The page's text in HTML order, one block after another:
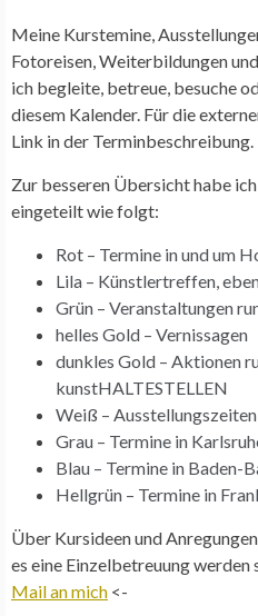
Meine Kurstemine,
Fotoreisen, Weiterbildungen
ich begleite, betreue, besuche
diesem Kalender. Für die
Link in der Terminbeschreibung.
Zur besseren Übersicht habe
eingeteilt wie folgt:
Rot – Termine in und um
Lila – Künstlertreffen,
Grün – Veranstaltungen
helles Gold – Vernissagen
dunkles Gold – Aktionen
kunstHALTESTELLEN
Weiß – Ausstellungszeiten
Grau – Termine in
Blau – Termine in Baden-
Hellgrün – Termine in
Über Kursideen und
es eine Einzelbetreuung
Mail an mich <-